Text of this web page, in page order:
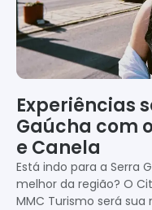
Experiências
Gaúcha com
e Canela
Está indo para a Serra
melhor da região? O
MMC Turismo será